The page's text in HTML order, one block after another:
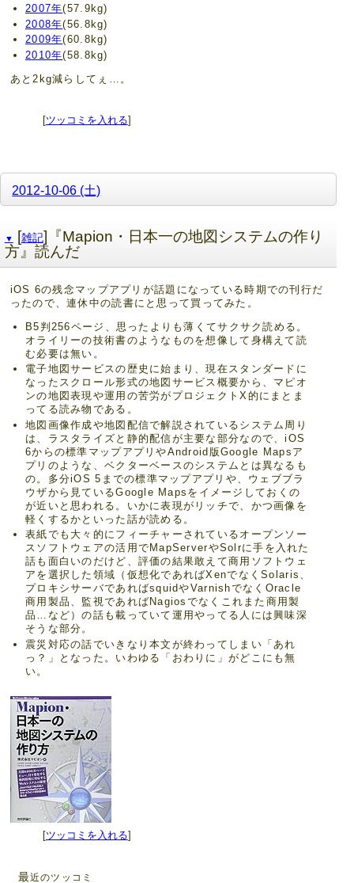
2007年(57.9kg)
2008年(56.8kg)
2009年(60.8kg)
2010年(58.8kg)
あと2kg減らしてぇ…。
[ツッコミを入れる]
2012-10-06 (土)
▼ [雑記]『Mapion・日本一の地図システムの作り
方』読んだ
iOS 6の残念マップアプリが話題になっている時期での刊行だ
ったので、連休中の読書にと思って買ってみた。
B5判256ページ、思ったよりも薄くてサクサク読める。
オライリーの技術書のようなものを想像して身構えて読
む必要は無い。
電子地図サービスの歴史に始まり、現在スタンダードに
なったスクロール形式の地図サービス概要から、マピオ
ンの地図表現や運用の苦労がプロジェクトX的にまとま
ってる読み物である。
地図画像作成や地図配信で解説されているシステム周り
は、ラスタライズと静的配信が主要な部分なので、iOS
6からの標準マップアプリやAndroid版Google Mapsア
プリのような、ベクターベースのシステムとは異なるも
の。多分iOS 5までの標準マップアプリや、ウェブブラ
ウザから見ているGoogle Mapsをイメージしておくの
が近いと思われる。いかに表現がリッチで、かつ画像を
軽くするかといった話が読める。
表紙でも大々的にフィーチャーされているオープンソー
スソフトウェアの活用でMapServerやSolrに手を入れた
話も面白いのだけど、評価の結果敢えて商用ソフトウェ
アを選択した領域（仮想化であればXenでなくSolaris、
プロキシサーバであればsquidやVarnishでなくOracle
商用製品、監視であればNagiosでなくこれまた商用製
品…など）の話も載っていて運用やってる人には興味深
そうな部分。
震災対応の話でいきなり本文が終わってしまい「あれ
っ？」となった。いわゆる「おわりに」がどこにも無
い。
[ツッコミを入れる]
最近のツッコミ